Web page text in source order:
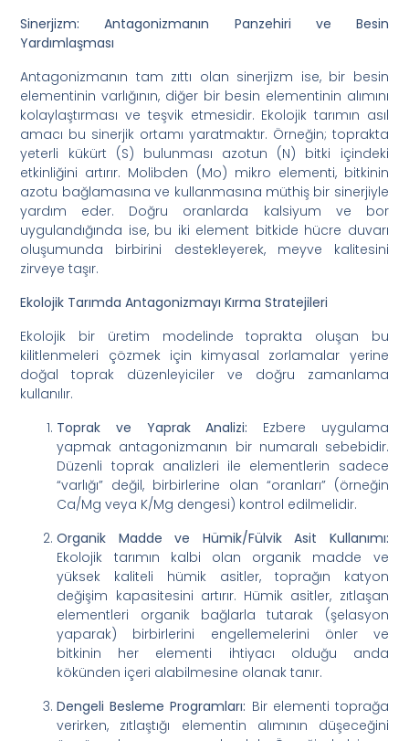
Sinerjizm: Antagonizmanın Panzehiri ve Besin
Yardımlaşması
Antagonizmanın tam zıttı olan sinerjizm ise, bir besin
elementinin varlığının, diğer bir besin elementinin alımını
kolaylaştırması ve teşvik etmesidir. Ekolojik tarımın asıl
amacı bu sinerjik ortamı yaratmaktır. Örneğin; toprakta
yeterli kükürt (S) bulunması azotun (N) bitki içindeki
etkinliğini artırır. Molibden (Mo) mikro elementi, bitkinin
azotu bağlamasına ve kullanmasına müthiş bir sinerjiyle
yardım eder. Doğru oranlarda kalsiyum ve bor
uygulandığında ise, bu iki element bitkide hücre duvarı
oluşumunda birbirini destekleyerek, meyve kalitesini
zirveye taşır.
Ekolojik Tarımda Antagonizmayı Kırma Stratejileri
Ekolojik bir üretim modelinde toprakta oluşan bu
kilitlenmeleri çözmek için kimyasal zorlamalar yerine
doğal toprak düzenleyiciler ve doğru zamanlama
kullanılır.
Toprak ve Yaprak Analizi: Ezbere uygulama
yapmak antagonizmanın bir numaralı sebebidir.
Düzenli toprak analizleri ile elementlerin sadece
“varlığı” değil, birbirlerine olan “oranları” (örneğin
Ca/Mg veya K/Mg dengesi) kontrol edilmelidir.
Organik Madde ve Hümik/Fülvik Asit Kullanımı:
Ekolojik tarımın kalbi olan organik madde ve
yüksek kaliteli hümik asitler, toprağın katyon
değişim kapasitesini artırır. Hümik asitler, zıtlaşan
elementleri organik bağlarla tutarak (şelasyon
yaparak) birbirlerini engellemelerini önler ve
bitkinin her elementi ihtiyacı olduğu anda
kökünden içeri alabilmesine olanak tanır.
Dengeli Besleme Programları: Bir elementi toprağa
verirken, zıtlaştığı elementin alımının düşeceğini